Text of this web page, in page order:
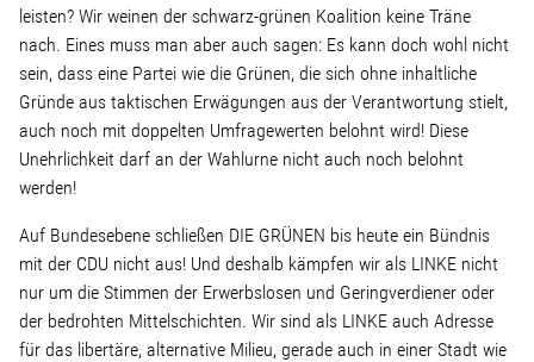
Pressestimmen
Bestellen
leisten? Wir weinen der schwarz-grünen Koalition keine Träne
nach. Eines muss man aber auch sagen: Es kann doch wohl nicht
sein, dass eine Partei wie die Grünen, die sich ohne inhaltliche
Gründe aus taktischen Erwägungen aus der Verantwortung stielt,
auch noch mit doppelten Umfragewerten belohnt wird! Diese
Unehrlichkeit darf an der Wahlurne nicht auch noch belohnt
werden!
Auf Bundesebene schließen DIE GRÜNEN bis heute ein Bündnis
mit der CDU nicht aus! Und deshalb kämpfen wir als LINKE nicht
nur um die Stimmen der Erwerbslosen und Geringverdiener oder
der bedrohten Mittelschichten. Wir sind als LINKE auch Adresse
für das libertäre, alternative Milieu, gerade auch in einer Stadt wie